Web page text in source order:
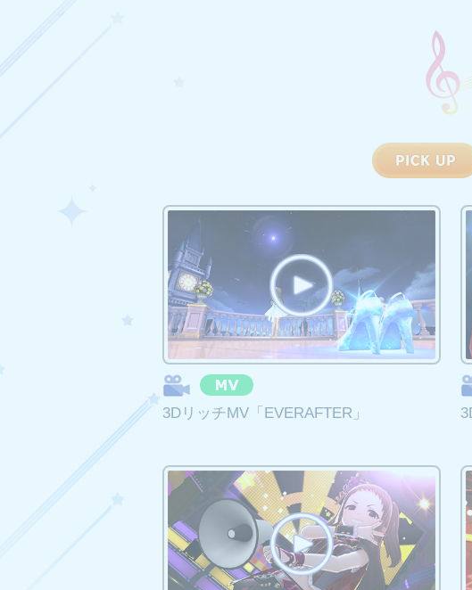
3DリッチMV「EVERAFTER」
アイドルマスター シンデレラガ
2025年8月21日 14:59をもちましてデ
それに伴い、デレスポの各機能をデ
カバー楽曲の配信終了
2025年7月31日 23:59、及び2025年8
詳細は
こちらのお知らせをご覧くださ
＜2025年7月31日 23:59に配信終了す
・ハレ晴レユカイ
・冒険でしょでしょ？
・Lost my music
・上記以外のカバー楽曲すべて
一部3Dコミュの配信終了
2025年8月21日 14:59をもちまして3D